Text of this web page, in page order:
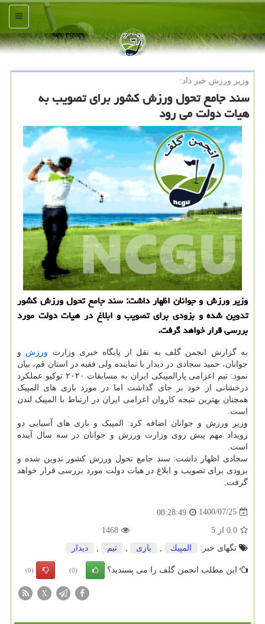
منو
وزیر ورزش خبر داد:
سند جامع تحول ورزش کشور برای تصویب به
هیات دولت می رود
وزیر ورزش و جوانان اظهار داشت: سند جامع تحول ورزش کشور
تدوین شده و بزودی برای تصویب و ابلاغ در هیات دولت مورد
بررسی قرار خواهد گرفت.
به گزارش انجمن گلف به نقل از پایگاه خبری وزارت ورزش و
جوانان، حمید سجادی در دیدار با نماینده ولی فقیه در استان قم، بیان
نمود: تیم اعزامی پارالمپیکی ایران به مسابقات ۲۰۲۰ توکیو عملکرد
درخشانی از خود بر جای گذاشت اما در مورد بازی های المپیک
همچنان بهترین نتیجه کاروان اعزامی ایران در ارتباط با المپیک لندن
است.
وزیر ورزش و جوانان اضافه کرد: المپیک و بازی های آسیایی دو
رویداد مهم پیش روی وزارت ورزش و جوانان در سه سال آینده
است.
سجادی اظهار داشت: سند جامع تحول ورزش کشور تدوین شده و
بزودی برای تصویب و ابلاغ در هیات دولت مورد بررسی قرار خواهد
گرفت.
1400/07/25
08:28:49
0.0 از 5
1468
تگهای خبر:
المپیك بازی تیم دیدار
این مطلب انجمن گلف را می پسندید؟ (0)
(0)
X